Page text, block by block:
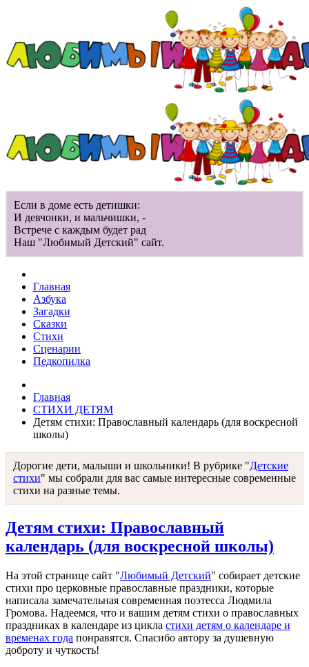
Если в доме есть детишки:
И девчонки, и мальчишки, -
Встрече с каждым будет рад
Наш "Любимый Детский" сайт.
Главная
Азбука
Загадки
Сказки
Стихи
Сценарии
Педкопилка
Главная
СТИХИ ДЕТЯМ
Детям стихи: Православный календарь (для воскресной
школы)
Дорогие дети, малыши и школьники! В рубрике "Детские
стихи" мы собрали для вас самые интересные современные
стихи на разные темы.
Детям стихи: Православный
календарь (для воскресной школы)
На этой странице сайт "Любимый Детский" собирает детские
стихи про церковные православные праздники, которые
написала замечательная современная поэтесса Людмила
Громова. Надеемся, что и вашим детям стихи о православных
праздниках в календаре из цикла стихи детям о календаре и
временах года понравятся. Спасибо автору за душевную
доброту и чуткость!